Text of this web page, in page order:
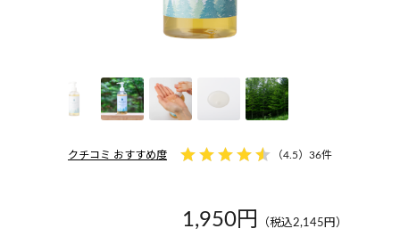
クチコミ おすすめ度 （4.5） 36件
1,950円 （税込2,145 円）